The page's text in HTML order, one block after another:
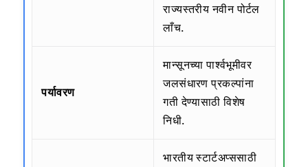
राज्यस्तरीय नवीन पोर्टल
लाँच.
पर्यावरण
मान्सूनच्या पार्श्वभूमीवर
जलसंधारण प्रकल्पांना
गती देण्यासाठी विशेष
निधी.
भारतीय स्टार्टअप्ससाठी